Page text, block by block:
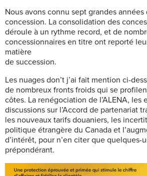
Nous avons connu sept grandes
concession. La consolidation des
déroule à un rythme record, et de
concessionnaires en titre ont reporté
matière
de succession.
Les nuages don’t j’ai fait mention ci-
de nombreux fronts froids qui se
côtes. La renégociation de l’ALENA, les
discussions sur l’Accord de partenariat
les nouveaux tarifs douaniers, les
politique étrangère du Canada et
d’intérêt, pour n’en citer que quelques-
prépondérant.